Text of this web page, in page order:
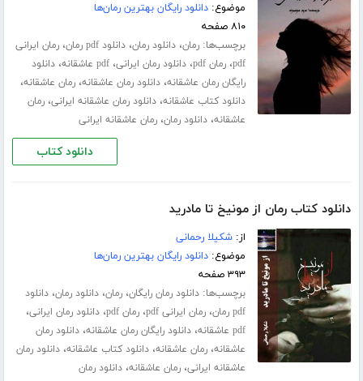
موضوع:دانلود رایگان بهترین رمان‌ها
۸۱۰ صفحه
برچسب‌ها:رمان،دانلود رمان،دانلود pdf رمان ،رمان ایرانی
pdf،رمان pdf ،دانلود رمان ایرانی،pdf عاشقانه ،دانلود
رایگان رمان عاشقانه،دانلود رمان عاشقانه،رمان عاشقانه،
دانلود کتاب عاشقانه،دانلود رمان عاشقانه ایرانی،رمان
عاشقانه،دانلود رمان،رمان عاشقانه ایرانی
دانلود کتاب
دانلود کتاب رمان از مونیخ تا مادرید
از:شکیلا رحمانی
موضوع:دانلود رایگان بهترین رمان‌ها
۳۹۳ صفحه
برچسب‌ها:دانلود رمان رایگان،رمان،دانلود رمان،دانلود
pdf رمان
،رمان ایرانی pdf ،رمان pdf ،دانلود رمان ایرانی،
pdf عاشقانه ،دانلود رایگان رمان عاشقانه،دانلود رمان
عاشقانه،رمان عاشقانه،دانلود کتاب عاشقانه،دانلود رمان
عاشقانه ایرانی،رمان عاشقانه،دانلود رمان